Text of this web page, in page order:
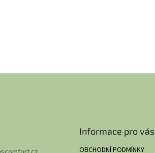
Informace pro vás
OBCHODNÍ PODMÍNKY